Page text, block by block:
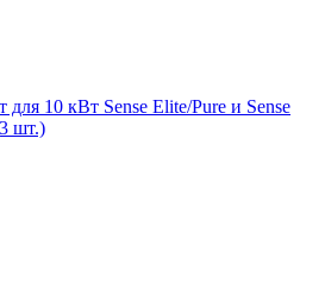
для 10 кВт Sense Elite/Pure и Sense
шт.)